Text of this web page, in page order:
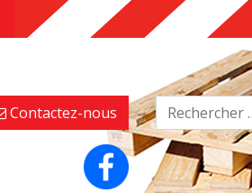
Contactez-nous